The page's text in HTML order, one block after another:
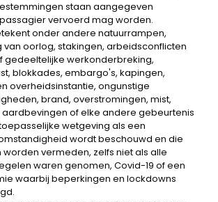
staan ​​aangegeven
vervoerd mag worden.
onder andere natuurrampen,
oorlog, stakingen, arbeidsconflicten
gedeeltelijke werkonderbreking,
blokkades, embargo's, kapingen,
overheidsinstantie, ongunstige
brand, overstromingen, mist,
aardbevingen of elke andere gebeurtenis
wetgeving als een
wordt beschouwd en die
worden vermeden, zelfs niet als alle
waren genomen, Covid-19 of een
waarbij beperkingen en lockdowns